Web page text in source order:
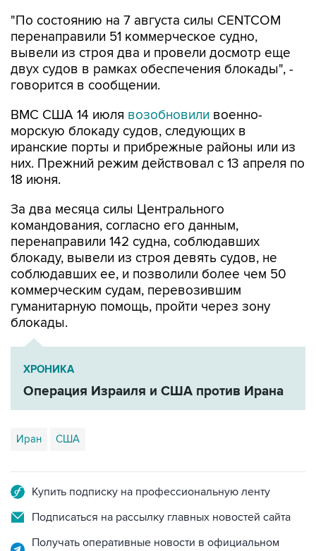
"По состоянию на 7 августа силы CENTCOM
перенаправили 51 коммерческое судно,
вывели из строя два и провели досмотр еще
двух судов в рамках обеспечения блокады", -
говорится в сообщении.
ВМС США 14 июля возобновили военно-
морскую блокаду судов, следующих в
иранские порты и прибрежные районы или из
них. Прежний режим действовал с 13 апреля по
18 июня.
За два месяца силы Центрального
командования, согласно его данным,
перенаправили 142 судна, соблюдавших
блокаду, вывели из строя девять судов, не
соблюдавших ее, и позволили более чем 50
коммерческим судам, перевозившим
гуманитарную помощь, пройти через зону
блокады.
ХРОНИКА
Операция Израиля и США против Ирана
Иран США
Купить подписку на профессиональную ленту
Подписаться на рассылку главных новостей сайта
Получать оперативные новости в официальном